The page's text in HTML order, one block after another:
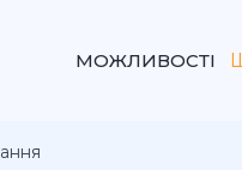
МОЖЛИВОСТІ